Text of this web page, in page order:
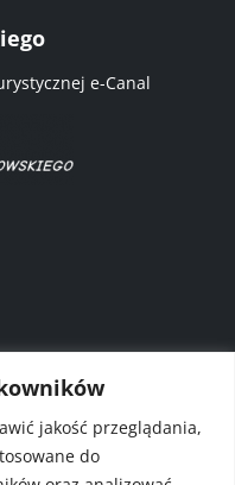
jakość przeglądania,
do
e-Canal